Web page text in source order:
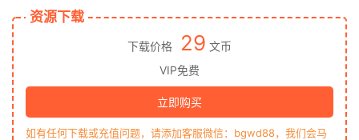
资源下载
下载价格 29 文币
VIP免费
立即购买
如有任何下载或充值问题，请添加客服微信：bgwd88，我们会马